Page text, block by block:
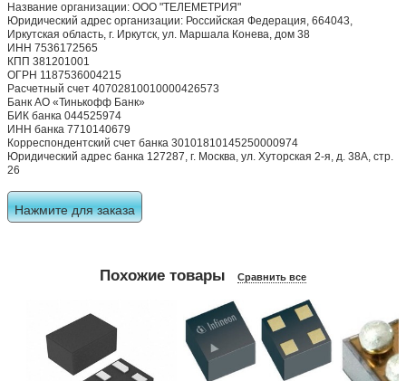
Название организации: ООО "ТЕЛЕМЕТРИЯ"
Юридический адрес организации: Российская Федерация, 664043,
Иркутская область, г. Иркутск, ул. Маршала Конева, дом 38
ИНН 7536172565
КПП 381201001
ОГРН 1187536004215
Расчетный счет 40702810010000426573
Банк АО «Тинькофф Банк»
БИК банка 044525974
ИНН банка 7710140679
Корреспондентский счет банка 30101810145250000974
Юридический адрес банка 127287, г. Москва, ул. Хуторская 2-я, д. 38А, стр.
26
Нажмите для заказа
Похожие товары Сравнить все